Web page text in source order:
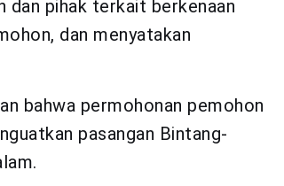
pihak terkait berkenaan
dan menyatakan
bahwa permohonan pemohon
pasangan Bintang-